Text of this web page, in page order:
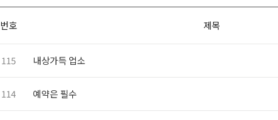
번호 제목
115 내상가득 업소
114 예약은 필수